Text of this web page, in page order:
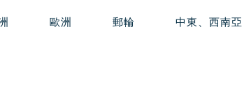
歐洲 郵輪 中東、西南亞